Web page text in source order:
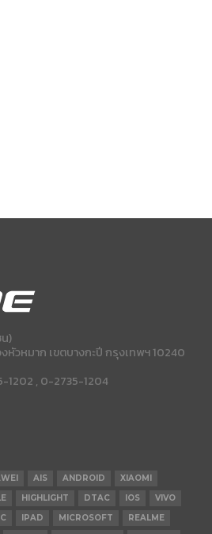
)
งหัวหมาก เขตบางกะปี กรุงเทพฯ 10240
1202 , 0-2735-1204
AIS ANDROID
XIAOMI
HIGHLIGHT DTAC IOS
VIVO
IPAD MICROSOFT
REALME